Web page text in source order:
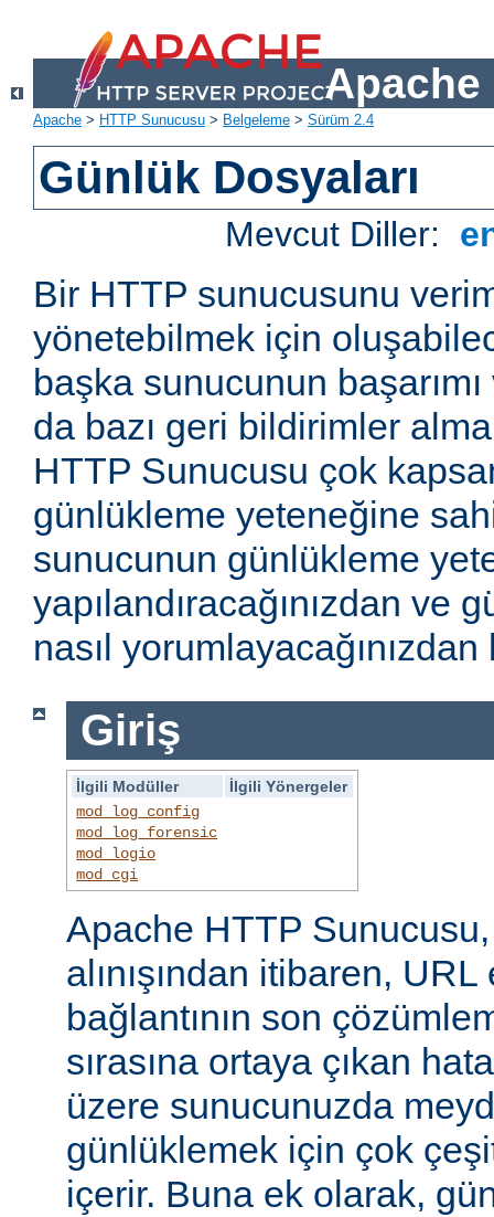
Apache
Apache > HTTP Sunucusu > Belgeleme > Sürüm 2.4
Günlük Dosyaları
Mevcut Diller:
Bir HTTP sunucusunu
yönetebilmek için
başka sunucunun
da bazı geri bildirimler
HTTP Sunucusu çok
günlükleme yeteneğine
sunucunun günlükleme
yapılandıracağınızdan ve
nasıl
Giriş
İlgili Modüller
İlgili Yönergeler
mod_log_config
mod_log_forensic
mod_logio
mod_cgi
Apache HTTP
alınışından itibaren,
bağlantının son
sırasına ortaya çıkan
üzere sunucunuzda
günlüklemek için çok
içerir. Buna ek olarak,